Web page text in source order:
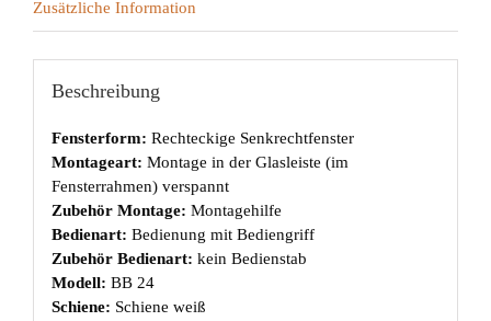
Zusätzliche Information
Beschreibung
Fensterform: Rechteckige Senkrechtfenster
Montageart: Montage in der Glasleiste (im
Fensterrahmen) verspannt
Zubehör Montage: Montagehilfe
Bedienart: Bedienung mit Bediengriff
Zubehör Bedienart: kein Bedienstab
Modell: BB 24
Schiene: Schiene weiß